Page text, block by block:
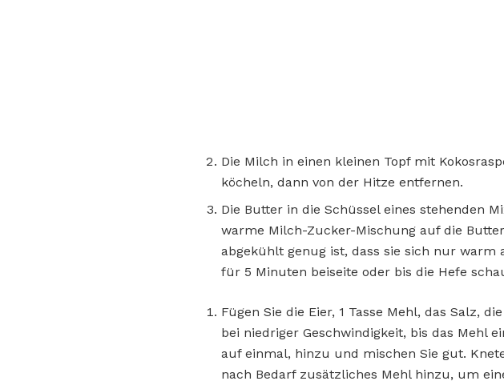
Die Milch in einen kleinen Topf mit
köcheln, dann von der Hitze entfernen.
Die Butter in die Schüssel eines stehenden
warme Milch-Zucker-Mischung auf die
abgekühlt genug ist, dass sie sich nur warm
für 5 Minuten beiseite oder bis die Hefe
Fügen Sie die Eier, 1 Tasse Mehl, das Salz,
bei niedriger Geschwindigkeit, bis das Mehl
auf einmal, hinzu und mischen Sie gut.
nach Bedarf zusätzliches Mehl hinzu, um